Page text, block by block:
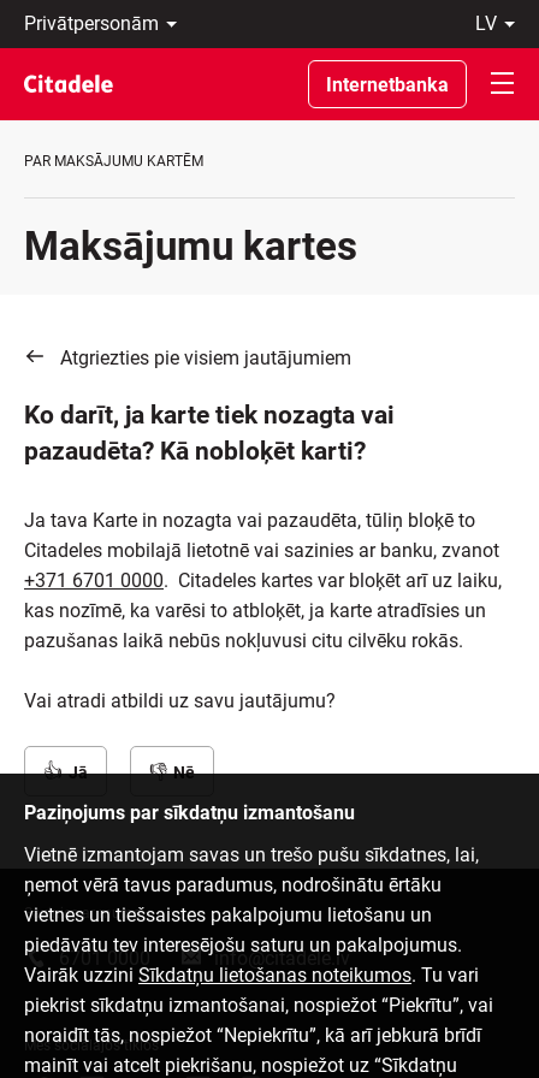
Privātpersonām
Uzņēmumiem
Private
Banking
Par
C
lv
Latviski
По-
русски
In
Internetbanka
PAR MAKSĀJUMU KARTĒM
Maksājumu kartes
Atgriezties pie visiem jautājumiem
Ko darīt, ja karte tiek nozagta vai
pazaudēta? Kā nobloķēt karti?
Ja tava Karte in nozagta vai pazaudēta, tūliņ bloķē to
Citadeles mobilajā lietotnē vai sazinies ar banku, zvanot
+371 6701 0000. Citadeles kartes var bloķēt arī uz laiku,
kas nozīmē, ka varēsi to atbloķēt, ja karte atradīsies un
pazušanas laikā nebūs nokļuvusi citu cilvēku rokās.
Vai atradi atbildi uz savu jautājumu?
Jā Nē
Paziņojums par sīkdatņu izmantošanu
Vietnē izmantojam savas un trešo pušu sīkdatnes, lai,
ņemot vērā tavus paradumus, nodrošinātu ērtāku
vietnes un tiešsaistes pakalpojumu lietošanu un
piedāvātu tev interesējošu saturu un pakalpojumus.
Vairāk uzzini Sīkdatņu lietošanas noteikumos. Tu vari
piekrist sīkdatņu izmantošanai, nospiežot “Piekrītu”, vai
noraidīt tās, nospiežot “Nepiekrītu”, kā arī jebkurā brīdī
mainīt vai atcelt piekrišanu, nospiežot uz “Sīkdatņu
Sazinies ar mums
6701 0000 info@citadele.lv
Mēs sociālajos tīklos